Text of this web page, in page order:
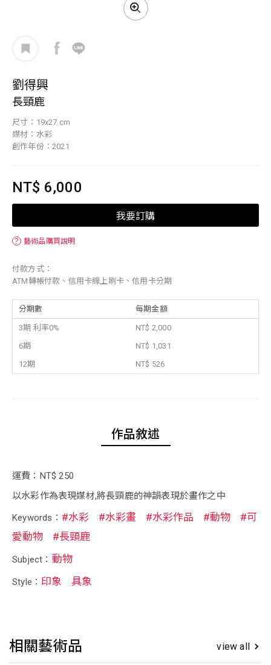
劉得興
長頸鹿
尺寸：19x27 cm
媒材：水彩
創作年份：2021
NT$ 6,000
我要訂購
？ 藝術品購買說明
付款方式：
ATM轉帳付款、信用卡線上刷卡、信用卡分期
分期數 每期金額
3期 利率0%
NT$ 2,000
6期
NT$ 1,031
12期
NT$ 526
作品敘述
運費：NT$ 250
以水彩作為表現媒材,將長頸鹿的神韻表現於畫作之中
Keywords： #水彩 #水彩畫 #水彩作品 #動物
#可
愛動物
#長頸鹿
Subject： 動物
Style： 印象 具象
相關藝術品 view all